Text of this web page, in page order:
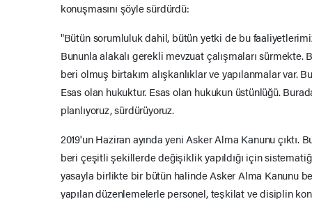
konuşmasını şöyle sürdürdü:
"Bütün sorumluluk dahil, bütün yetki de bu
Bununla alakalı gerekli mevzuat çalışmaları sürmekte.
beri olmuş birtakım alışkanlıklar ve yapılanmalar var.
Esas olan hukuktur. Esas olan hukukun üstünlüğü.
planlıyoruz, sürdürüyoruz.
2019'un Haziran ayında yeni Asker Alma Kanunu çıktı.
beri çeşitli şekillerde değişiklik yapıldığı için
yasayla birlikte bir bütün halinde Asker Alma Kanunu
yapılan düzenlemelerle personel, teşkilat ve disiplin